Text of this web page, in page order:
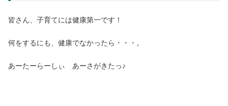
皆さん、子育てには健康第一です！
何をするにも、健康でなかったら・・・。
あーたーらーしぃ あーさがきたっ♪